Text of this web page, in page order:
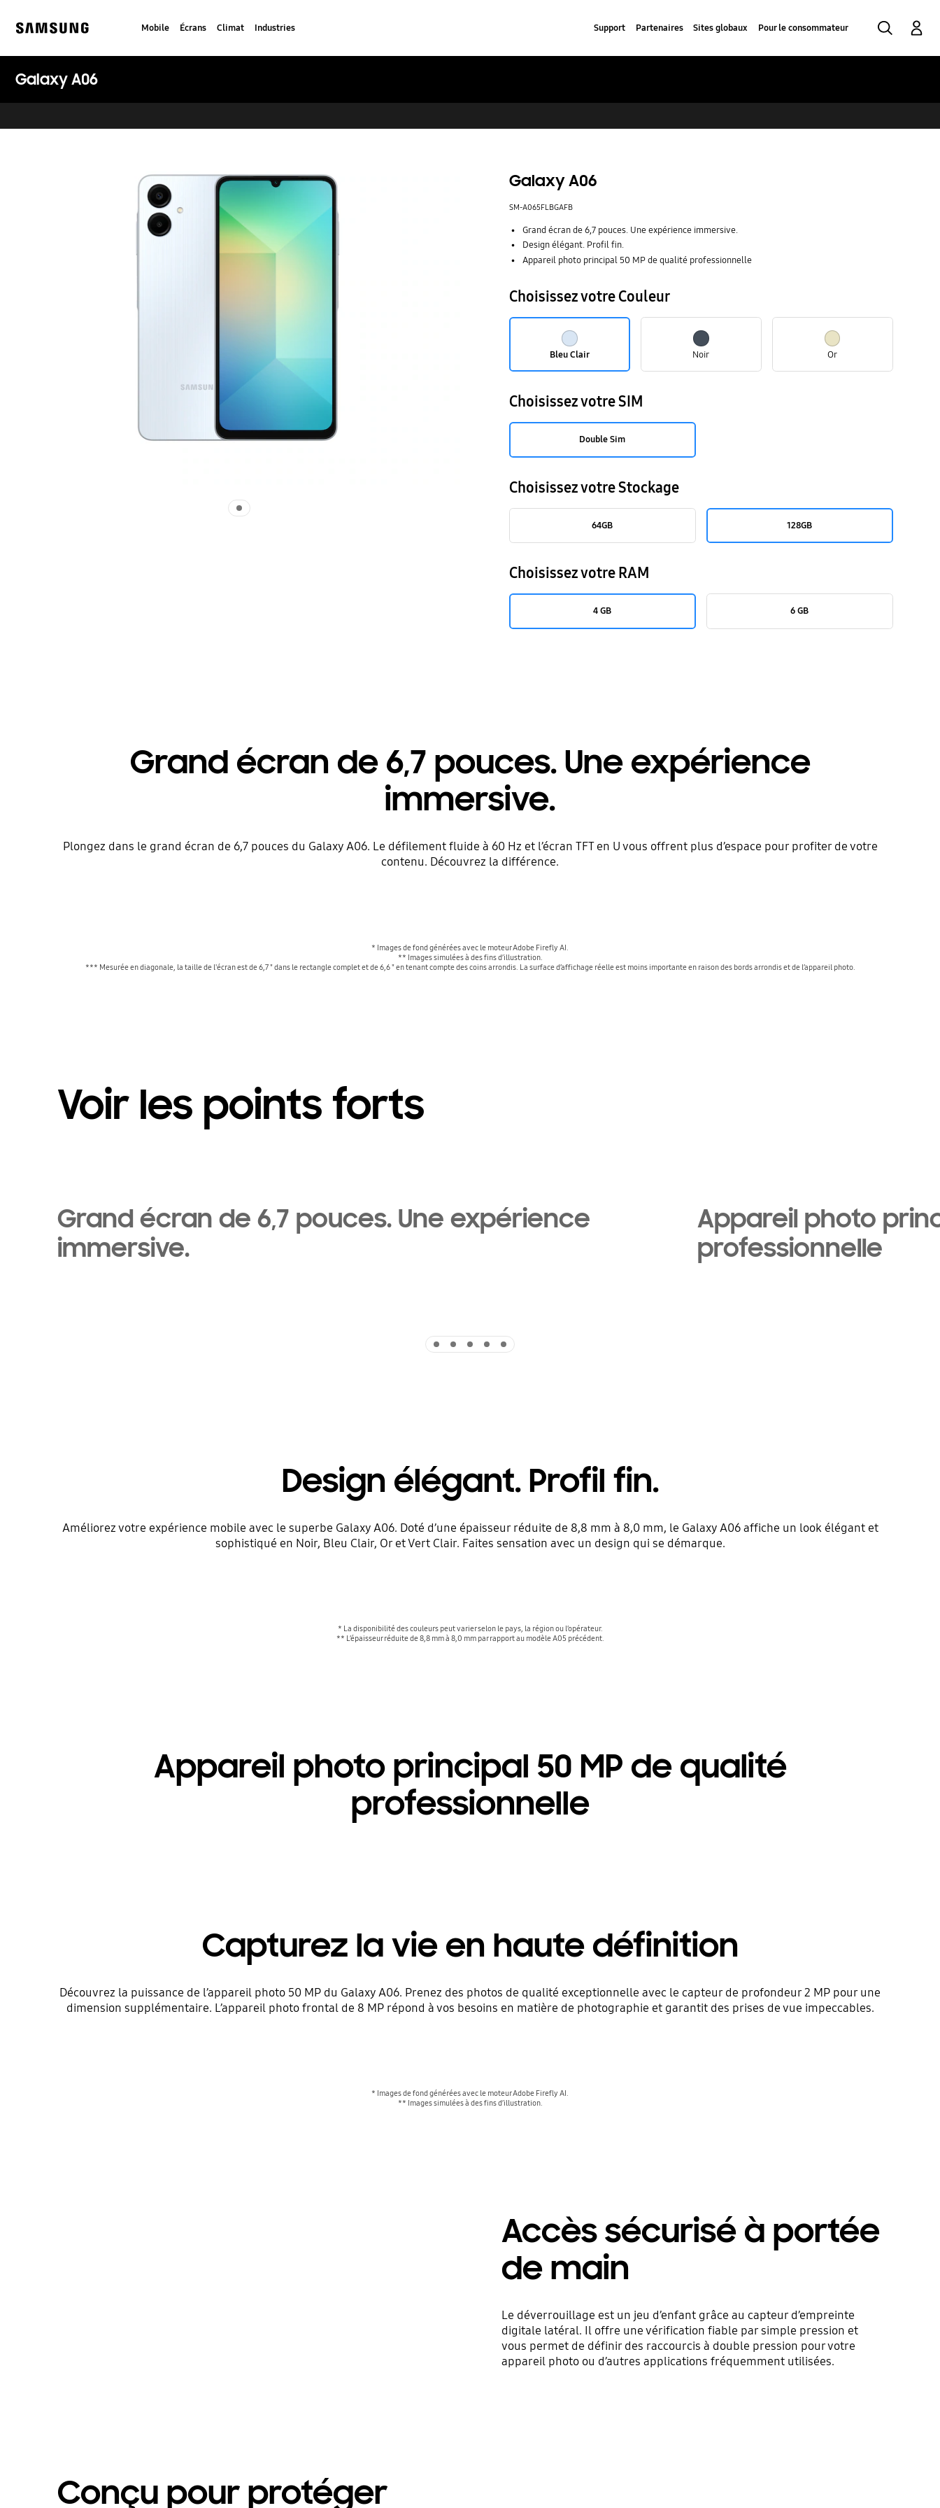
content
Mobile Écrans Climat Industries Support Partenaires Sites globaux Pour le consommateur
Galaxy A06
Galaxy A06
SM-A065FLBGAFB
Grand écran de 6,7 pouces. Une expérience immersive.
Design élégant. Profil fin.
Appareil photo principal 50 MP de qualité professionnelle
Choisissez votre Couleur
Bleu Clair Noir Or
Choisissez votre SIM
Double Sim
Choisissez votre Stockage
64GB 128GB
Choisissez votre RAM
4 GB 6 GB
Grand écran de 6,7 pouces. Une expérience
immersive.
Plongez dans le grand écran de 6,7 pouces du Galaxy A06. Le défilement fluide à 60 Hz et l’écran TFT en U vous offrent plus d’espace pour profiter de votre
contenu. Découvrez la différence.
* Images de fond générées avec le moteur Adobe Firefly AI.
** Images simulées à des fins d’illustration.
*** Mesurée en diagonale, la taille de l'écran est de 6,7 " dans le rectangle complet et de 6,6 " en tenant compte des coins arrondis. La surface d’affichage réelle est moins importante en raison des bords arrondis et de l’appareil photo.
Voir les points forts
Grand écran de 6,7 pouces. Une expérience
immersive.
Appareil photo
professionnelle
Design élégant. Profil fin.
Améliorez votre expérience mobile avec le superbe Galaxy A06. Doté d’une épaisseur réduite de 8,8 mm à 8,0 mm, le Galaxy A06 affiche un look élégant et
sophistiqué en Noir, Bleu Clair, Or et Vert Clair. Faites sensation avec un design qui se démarque.
* La disponibilité des couleurs peut varier selon le pays, la région ou l’opérateur.
** L’épaisseur réduite de 8,8 mm à 8,0 mm par rapport au modèle A05 précédent.
Appareil photo principal 50 MP de qualité
professionnelle
Capturez la vie en haute définition
Découvrez la puissance de l’appareil photo 50 MP du Galaxy A06. Prenez des photos de qualité exceptionnelle avec le capteur de profondeur 2 MP pour une
dimension supplémentaire. L’appareil photo frontal de 8 MP répond à vos besoins en matière de photographie et garantit des prises de vue impeccables.
* Images de fond générées avec le moteur Adobe Firefly AI.
** Images simulées à des fins d’illustration.
Accès sécurisé à portée
de main
Le déverrouillage est un jeu d’enfant grâce au capteur d’empreinte
digitale latéral. Il offre une vérification fiable par simple pression et
vous permet de définir des raccourcis à double pression pour votre
appareil photo ou d’autres applications fréquemment utilisées.
Conçu pour protéger